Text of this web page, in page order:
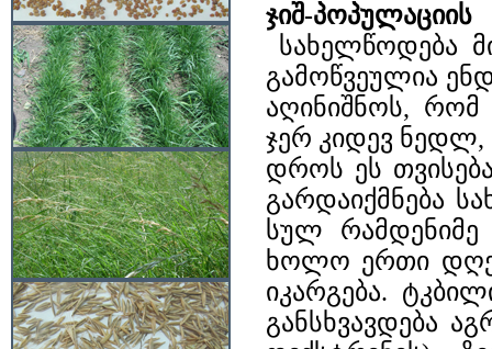
ჯიშ-
სახელწოდება
გამოწვეულია
აღინიშნოს,
ჯერ კიდევ ნედლ,
დროს ეს
გარდაიქმნება
სულ რამდენიმე
ხოლო ერთი დღე-
იკარგება.
განსხვავდება